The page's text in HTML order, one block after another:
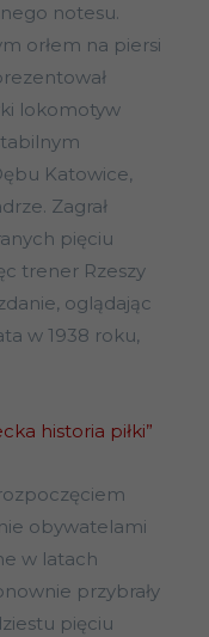
notesu.
orłem na piersi
lokomotyw
Katowice,
Zagrał
pięciu
trener Rzeszy
oglądając
w 1938 roku,
historia piłki”
obywatelami
w latach
przybrały
pięciu